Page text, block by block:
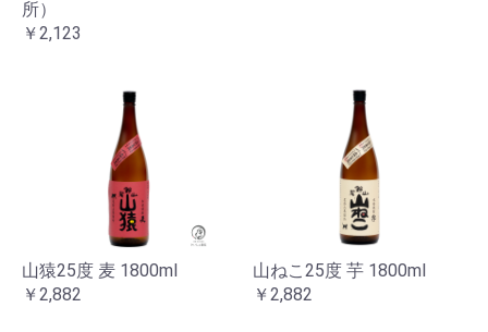
所）
￥2,123
山猿25度 麦 1800ml
￥2,882
山ねこ25度 芋 1800ml
￥2,882